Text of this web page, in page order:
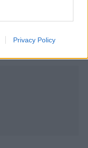
Privacy Policy